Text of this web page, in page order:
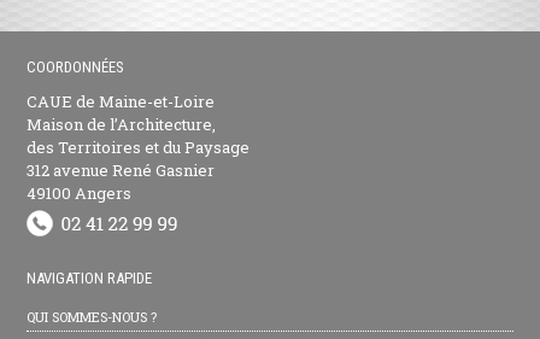
COORDONNÉES
CAUE de Maine-et-Loire
Maison de l’Architecture,
des Territoires et du Paysage
312 avenue René Gasnier
49100 Angers
NAVIGATION RAPIDE
QUI SOMMES-NOUS ?